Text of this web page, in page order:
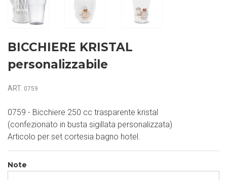
BICCHIERE KRISTAL
personalizzabile
ART. 0759
0759 - Bicchiere 250 cc trasparente kristal
(confezionato in busta sigillata personalizzata)
Articolo per set cortesia bagno hotel.
Note